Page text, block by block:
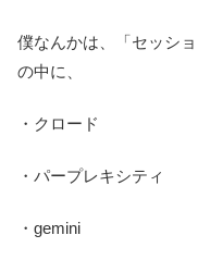
僕なんかは、「セッシ
の中に、
・クロード
・パープレキシティ
・gemini